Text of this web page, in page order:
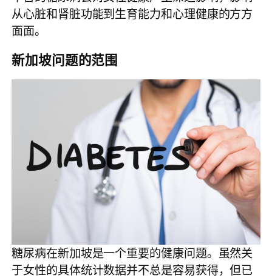
从心脏和肾脏功能到生育能力和心理健康的方方
面面。
新加坡问题的范围
糖尿病在新加坡是一个重要的健康问题。虽然关
于女性的具体统计数据并不总是容易获得，但已